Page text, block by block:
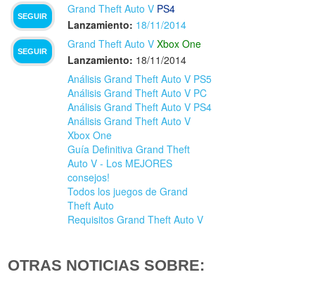
SEGUIR
Grand Theft Auto V PS4
Lanzamiento: 18/11/2014
SEGUIR
Grand Theft Auto V Xbox One
Lanzamiento: 18/11/2014
Análisis Grand Theft Auto V PS5
Análisis Grand Theft Auto V PC
Análisis Grand Theft Auto V PS4
Análisis Grand Theft Auto V
Xbox One
Guía Definitiva Grand Theft
Auto V - Los MEJORES
consejos!
Todos los juegos de Grand
Theft Auto
Requisitos Grand Theft Auto V
OTRAS NOTICIAS SOBRE: